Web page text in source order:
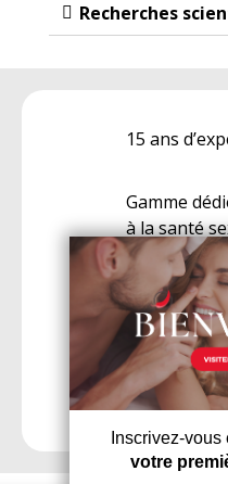
Recherches
15 ans
Gamme
à la santé
Livraison
et rapide
Services et